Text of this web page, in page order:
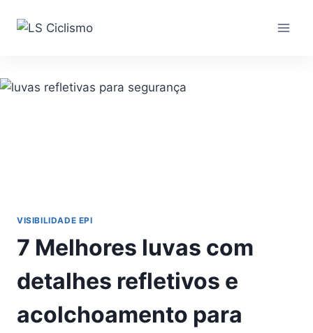
para
VISIBILIDADE EPI
7 Melhores luvas com
detalhes refletivos e
acolchoamento para